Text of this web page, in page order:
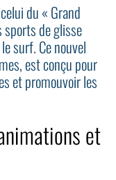
du « Grand
sports de glisse
surf. Ce nouvel
est conçu pour
et promouvoir les
et